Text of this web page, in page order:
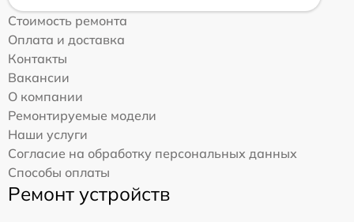
Стоимость ремонта
Оплата и доставка
Контакты
Вакансии
О компании
Ремонтируемые модели
Наши услуги
Согласие на обработку персональных данных
Способы оплаты
Ремонт устройств